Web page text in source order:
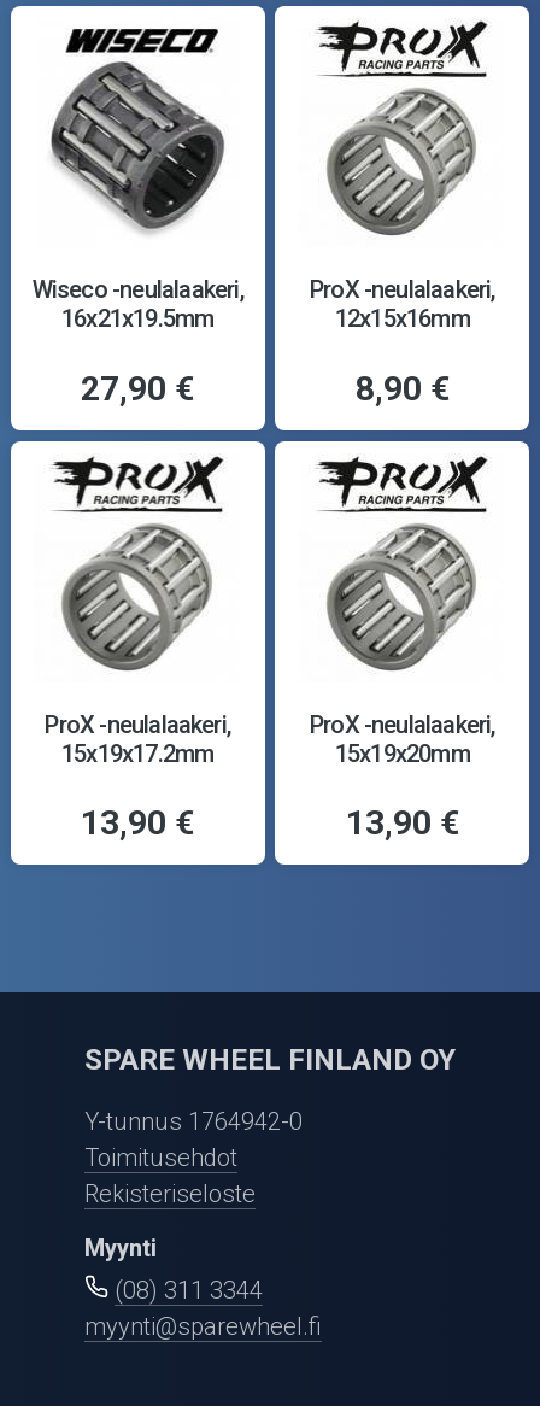
Wiseco -neulalaakeri,
16x21x19.5mm
27,90 €
ProX -neulalaakeri,
12x15x16mm
8,90 €
ProX -neulalaakeri,
15x19x17.2mm
13,90 €
ProX -neulalaakeri,
15x19x20mm
13,90 €
SPARE WHEEL FINLAND OY
Y-tunnus 1764942-0
Toimitusehdot
Rekisteriseloste
Myynti
(08) 311 3344
myynti@sparewheel.fi